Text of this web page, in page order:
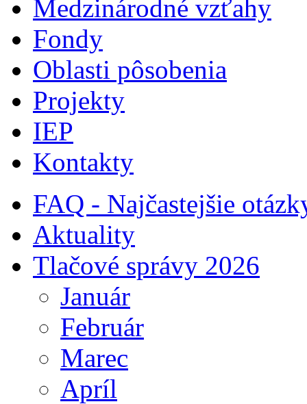
Medzinárodné vzťahy
Fondy
Oblasti pôsobenia
Projekty
IEP
Kontakty
FAQ - Najčastejšie
Aktuality
Tlačové správy 2026
Január
Február
Marec
Apríl